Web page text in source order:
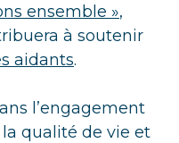
ensemble »,
à soutenir
aidants.
l’engagement
qualité de vie et